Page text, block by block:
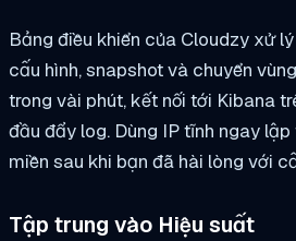
Bảng điều khiển của Cloudzy xử
cấu hình, snapshot và chuyển
trong vài phút, kết nối tới Kibana
đầu đẩy log. Dùng IP tĩnh ngay
miền sau khi bạn đã hài lòng với
Tập trung vào Hiệu suất